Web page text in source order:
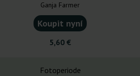
Ganja Farmer
Koupit nyní
5,60 €
Fotoperiode